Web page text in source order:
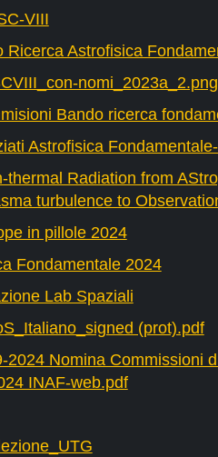
VIII
Ricerca Astrofisica
nomi_2023a_2.png
Bando ricerca
Astrofisica
thermal Radiation from
turbulence to
in pillole 2024
Fondamentale 2024
Lab Spaziali
(prot).pdf
2024 Nomina Commissioni
INAF-web.pdf